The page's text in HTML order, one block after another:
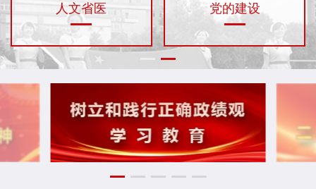
人文省医 党的建设